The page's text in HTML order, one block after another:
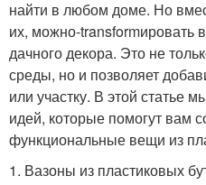
найти в любом доме. Но
их, можно-transformировать
дачного декора. Это не
среды, но и позволяет
или участку. В этой статье
идей, которые помогут вам
функциональные вещи из
1. Вазоны из пластиковых